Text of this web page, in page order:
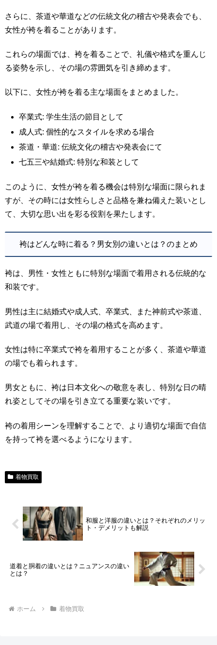
さらに、茶道や華道などの伝統文化の稽古や発表会でも、
女性が袴を着ることがあります。
これらの場面では、袴を着ることで、礼儀や格式を重んじ
る姿勢を示し、その場の雰囲気を引き締めます。
以下に、女性が袴を着る主な場面をまとめました。
卒業式: 学生生活の節目として
成人式: 個性的なスタイルを求める場合
茶道・華道: 伝統文化の稽古や発表会にて
七五三や結婚式: 特別な和装として
このように、女性が袴を着る機会は特別な場面に限られま
すが、その時には女性らしさと品格を兼ね備えた装いとし
て、大切な思い出を彩る役割を果たします。
袴はどんな時に着る？男女別の違いとは？のまとめ
袴は、男性・女性ともに特別な場面で着用される伝統的な
和装です。
男性は主に結婚式や成人式、卒業式、また神前式や茶道、
武道の場で着用し、その場の格式を高めます。
女性は特に卒業式で袴を着用することが多く、茶道や華道
の場でも着られます。
男女ともに、袴は日本文化への敬意を表し、特別な日の晴
れ姿としてその場を引き立てる重要な装いです。
袴の着用シーンを理解することで、より適切な場面で自信
を持って袴を選べるようになります。
着物買取
和服と洋服の違いとは？それぞれのメリッ
ト・デメリットも解説
道着と胴着の違いとは？ニュアンスの違い
とは？
ホーム 着物買取